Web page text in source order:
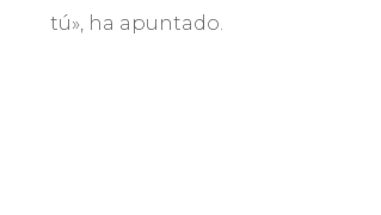
tú», ha apuntado.